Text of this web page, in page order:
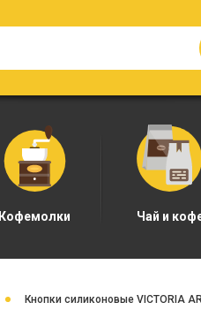
Кофемолки Чай и
Кнопки силиконовые VICTORIA